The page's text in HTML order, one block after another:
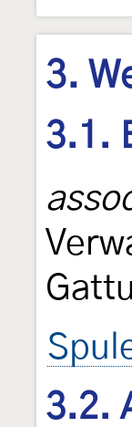
3.
3.1.
3.2.